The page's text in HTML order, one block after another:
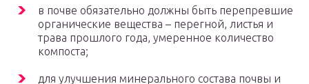
в почве обязательно должны быть перепревшие
органические вещества – перегной, листья и
трава прошлого года, умеренное количество
компоста;
для улучшения минерального состава почвы и